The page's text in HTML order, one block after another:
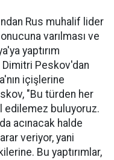
Rus muhalif lider
varılması ve
yaptırım
Peskov'dan
içişlerine
"Bu türden her
edilemez buluyoruz.
acınacak halde
veriyor, yani
Bu yaptırımlar,